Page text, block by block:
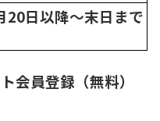
20日以降～末日まで
会員登録（無料）